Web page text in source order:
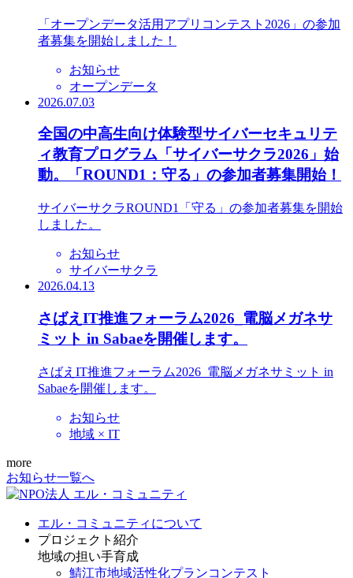
「オープンデータ活用アプリコンテスト2026」の参加
者募集を開始しました！
お知らせ
オープンデータ
2026.07.03
全国の中高生向け体験型サイバーセキュリテ
ィ教育プログラム「サイバーサクラ2026」始
動。「ROUND1：守る」の参加者募集開始！
サイバーサクラROUND1「守る」の参加者募集を開始
しました。
お知らせ
サイバーサクラ
2026.04.13
さばえIT推進フォーラム2026_電脳メガネサ
ミット in Sabaeを開催します。
さばえIT推進フォーラム2026_電脳メガネサミット in
Sabaeを開催します。
お知らせ
地域 × IT
more
お知らせ一覧へ
エル・コミュニティについて
プロジェクト紹介
地域の担い手育成
鯖江市地域活性化プランコンテスト